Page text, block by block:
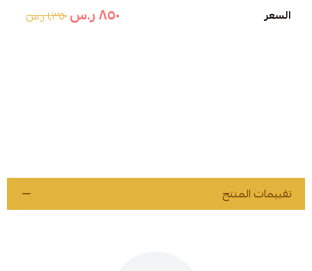
السعر ٨٥٠ ر.س ١٬٣٥٠ ر.س
تقييمات المنتج